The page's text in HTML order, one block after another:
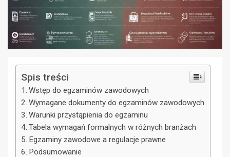
Spis treści
Wstęp do egzaminów zawodowych
Wymagane dokumenty do egzaminów zawodowych
Warunki przystąpienia do egzaminu
Tabela wymagań formalnych w różnych branżach
Egzaminy zawodowe a regulacje prawne
Podsumowanie